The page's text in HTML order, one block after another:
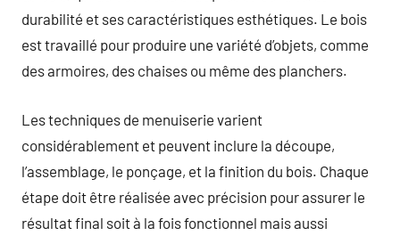
durabilité et ses caractéristiques esthétiques. Le bois
est travaillé pour produire une variété d’objets, comme
des armoires, des chaises ou même des planchers.
Les techniques de menuiserie varient
considérablement et peuvent inclure la découpe,
l’assemblage, le ponçage, et la finition du bois. Chaque
étape doit être réalisée avec précision pour assurer le
résultat final soit à la fois fonctionnel mais aussi